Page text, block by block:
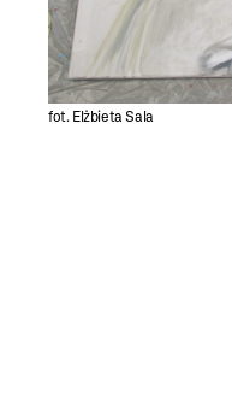
fot. Elżbieta Sala